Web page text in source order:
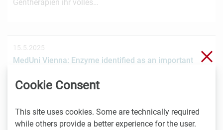
Gentherapien ihr volles…
15.5.2025
MedUni Vienna: Enzyme identified as an important
HDAC1 shows protective function against tumour
Cookie Consent
This site uses cookies. Some are technically required
while others provide a better experience for the user.